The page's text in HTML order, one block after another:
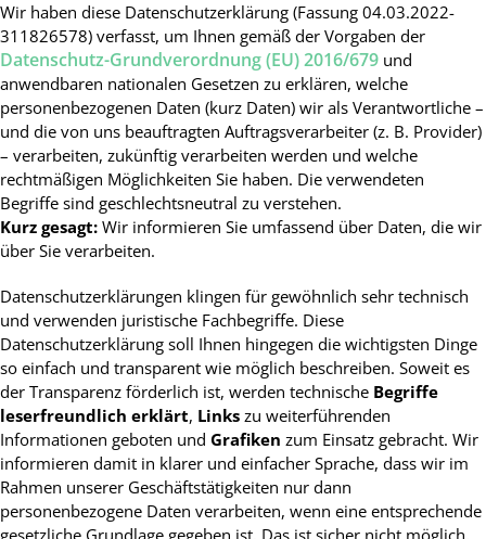
Wir haben diese Datenschutzerklärung (Fassung 04.03.2022-
311826578) verfasst, um Ihnen gemäß der Vorgaben der
Datenschutz-Grundverordnung (EU) 2016/679 und
anwendbaren nationalen Gesetzen zu erklären, welche
personenbezogenen Daten (kurz Daten) wir als Verantwortliche –
und die von uns beauftragten Auftragsverarbeiter (z. B. Provider)
– verarbeiten, zukünftig verarbeiten werden und welche
rechtmäßigen Möglichkeiten Sie haben. Die verwendeten
Begriffe sind geschlechtsneutral zu verstehen.
Kurz gesagt: Wir informieren Sie umfassend über Daten, die wir
über Sie verarbeiten.
Datenschutzerklärungen klingen für gewöhnlich sehr technisch
und verwenden juristische Fachbegriffe. Diese
Datenschutzerklärung soll Ihnen hingegen die wichtigsten Dinge
so einfach und transparent wie möglich beschreiben. Soweit es
der Transparenz förderlich ist, werden technische Begriffe
leserfreundlich erklärt, Links zu weiterführenden
Informationen geboten und Grafiken zum Einsatz gebracht. Wir
informieren damit in klarer und einfacher Sprache, dass wir im
Rahmen unserer Geschäftstätigkeiten nur dann
personenbezogene Daten verarbeiten, wenn eine entsprechende
gesetzliche Grundlage gegeben ist. Das ist sicher nicht möglich,